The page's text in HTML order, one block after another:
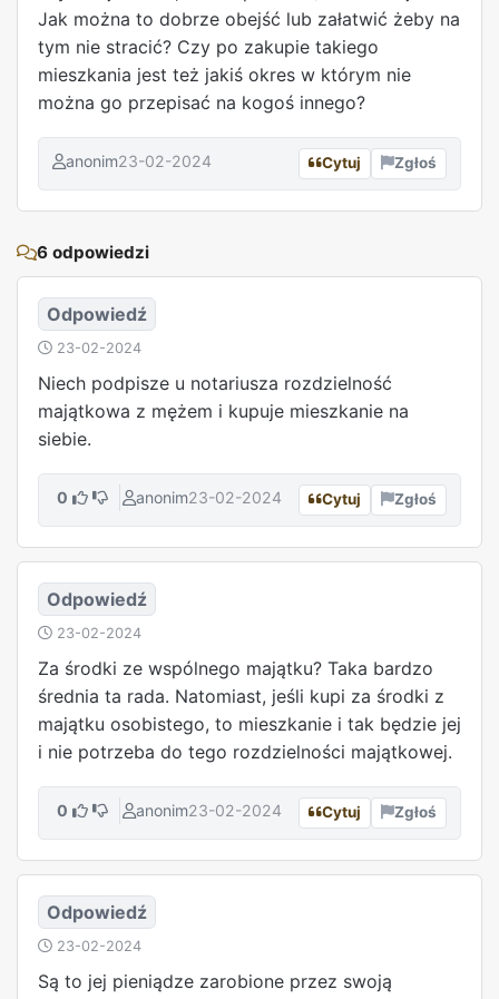
Jak można to dobrze obejść lub załatwić żeby na
tym nie stracić? Czy po zakupie takiego
mieszkania jest też jakiś okres w którym nie
można go przepisać na kogoś innego?
anonim23-02-2024 Cytuj Zgłoś
6 odpowiedzi
Odpowiedź
23-02-2024
Niech podpisze u notariusza rozdzielność
majątkowa z mężem i kupuje mieszkanie na
siebie.
0 anonim23-02-2024 Cytuj Zgłoś
Odpowiedź
23-02-2024
Za środki ze wspólnego majątku? Taka bardzo
średnia ta rada. Natomiast, jeśli kupi za środki z
majątku osobistego, to mieszkanie i tak będzie jej
i nie potrzeba do tego rozdzielności majątkowej.
0 anonim23-02-2024 Cytuj Zgłoś
Odpowiedź
23-02-2024
Są to jej pieniądze zarobione przez swoją